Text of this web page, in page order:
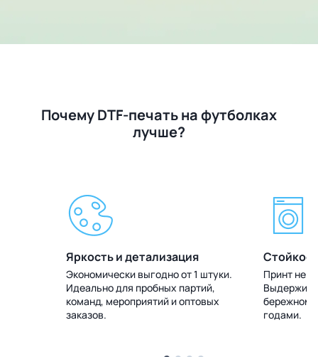
Почему DTF-печать на футболках
лучше?
Яркость и детализация
Экономически выгодно от 1 штуки.
Идеально для пробных партий,
команд, мероприятий и оптовых
заказов.
Принт не
бережном
годами.